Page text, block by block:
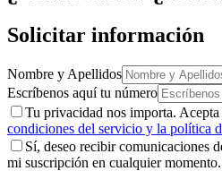
Solicitar información
Nombre y Apellidos
Escríbenos aquí tu número
Tu privacidad nos importa.
condiciones del servicio y la política
Sí, deseo recibir comunicaciones
mi suscripción en cualquier momento.